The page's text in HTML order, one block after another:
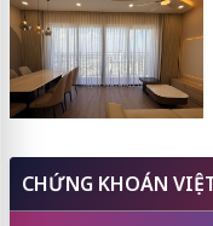
CHỨNG KHOÁN